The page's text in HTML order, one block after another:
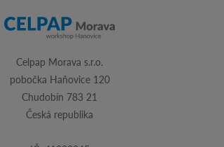
Celpap Morava s.r.o.
pobočka Haňovice 120
Chudobín 783 21
Česká republika